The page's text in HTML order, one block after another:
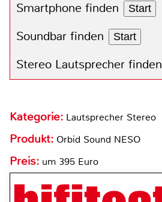
Smartphone finden Start
Soundbar finden Start
Stereo Lautsprecher finden
Kategorie: Lautsprecher Stereo
Produkt: Orbid Sound NESO
Preis: um 395 Euro